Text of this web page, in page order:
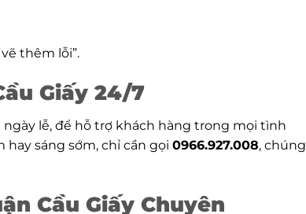
thêm lỗi”.
Giấy 24/7
ngày lễ, để hỗ trợ khách hàng trong mọi tình
hay sáng sớm, chỉ cần gọi 0966.927.008, chúng
Cầu Giấy Chuyên